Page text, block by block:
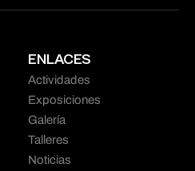
ENLACES
Actividades
Exposiciones
Galería
Talleres
Noticias